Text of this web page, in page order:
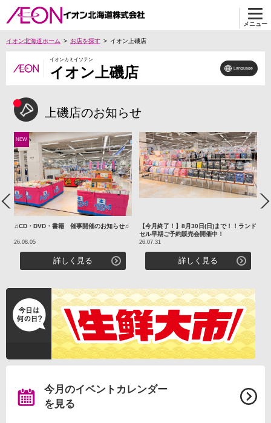
メニュー
イオン北海道ホーム お店を探す イオン上磯店
イオンカミイソテン
イオン上磯店 Language
上磯店のお知らせ
Previous
NEW
♫CD・DVD・書籍 催事開催のお知らせ♫
26.08.05
詳しく見る
【今月終了！】8月30日(日)まで！！ランド
セル早期ご予約販売会開催中！
26.07.31
詳しく見る
今月のイベントカレンダー
を見る